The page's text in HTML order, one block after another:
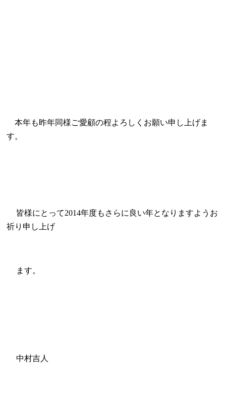
本年も昨年同様ご愛顧の程よろしくお願い申し上げま
す。
皆様にとって2014年度もさらに良い年となりますようお
祈り申し上げ
ます。
中村吉人